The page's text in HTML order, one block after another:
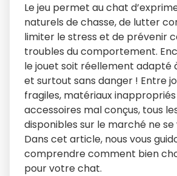
Le jeu permet au chat
naturels de chasse, de lutter
limiter le stress et de prévenir
troubles du comportement.
le jouet soit réellement adapté
et surtout sans danger ! Entre
fragiles, matériaux
accessoires mal conçus, tous
disponibles sur le marché ne
Dans cet article, nous vous
comprendre comment bien
pour votre chat.